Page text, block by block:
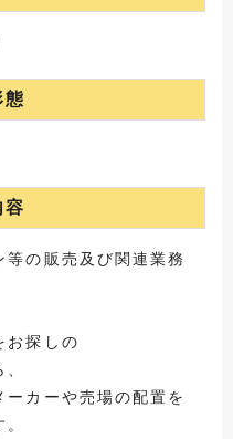
態
容
等の販売及び関連業務
お探しの
ーカーや売場の配置を